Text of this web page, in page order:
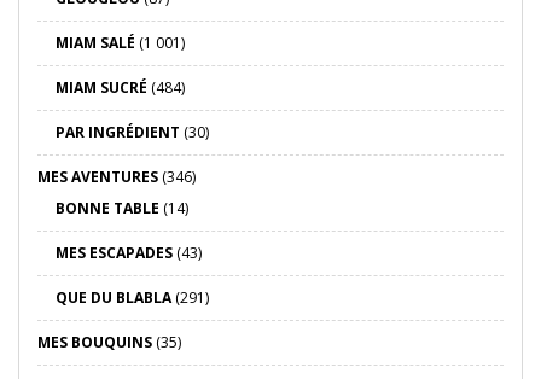
MIAM SALÉ (1 001)
MIAM SUCRÉ (484)
PAR INGRÉDIENT (30)
MES AVENTURES (346)
BONNE TABLE (14)
MES ESCAPADES (43)
QUE DU BLABLA(291)
MES BOUQUINS (35)